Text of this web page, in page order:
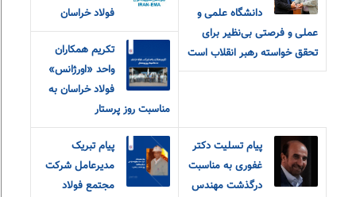
دانشگاه علمی و
عملی و فرصتی بی‌نظیر برای
تحقق خواسته رهبر انقلاب است
فولاد خراسان
تکریم همکاران
واحد «اورژانس»
فولاد خراسان به
مناسبت روز پرستار
پیام تسلیت دکتر
غفوری به مناسبت
درگذشت مهندس
پیام تبریک
مدیرعامل شرکت
مجتمع فولاد